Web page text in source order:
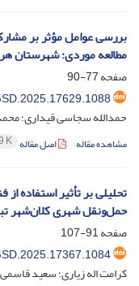
بررسی عوامل مؤثر بر
مطالعه موردی: شهرستان
صفحه77-90
حمدالله سجاسی قیداری؛
مشاهده مقاله اصل مقاله K
حمل‌ونقل شهری کلان‌شهر
صفحه91-107
کرامت اله زیاری؛ سعید قاسمی